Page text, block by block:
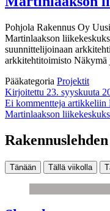
Pohjola Rakennus Oy
Martinlaakson
suunnittelijoinaan
arkkitehtitoimisto Näkymä
Pääkategoria Projektit
Kirjoitettu 23. syyskuuta
Ei kommentteja artikkeliin
Martinlaakson
Tänään Tällä viikolla